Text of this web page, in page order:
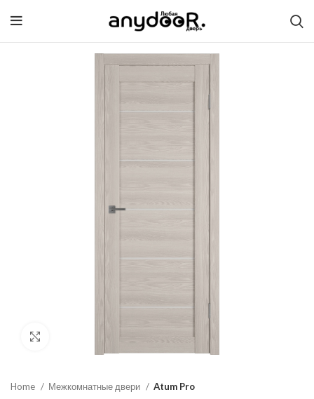
Home Межкомнатные двери Atum Pro